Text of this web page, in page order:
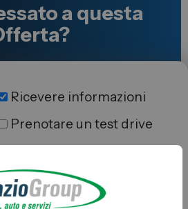
a questa
Ricevere informazioni
Prenotare un test drive
Clicca qui!